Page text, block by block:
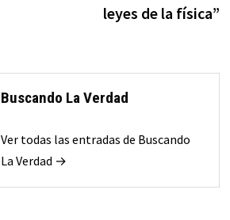
leyes de la física”
Buscando La Verdad
Ver todas las entradas de Buscando
La Verdad →